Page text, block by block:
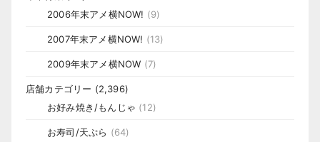
2006年末アメ横NOW! (9)
2007年末アメ横NOW! (13)
2009年末アメ横NOW (7)
店舗カテゴリー (2,396)
お好み焼き/もんじゃ (12)
お寿司/天ぷら (64)